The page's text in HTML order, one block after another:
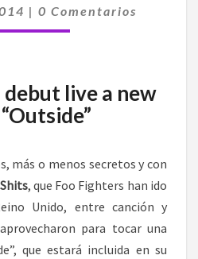
DIRECTO,
| Comentarios
0 Comentarios
live a new
más o menos secretos y con
, que Foo Fighters han ido
Unido, entre canción y
para tocar una
que estará incluida en su